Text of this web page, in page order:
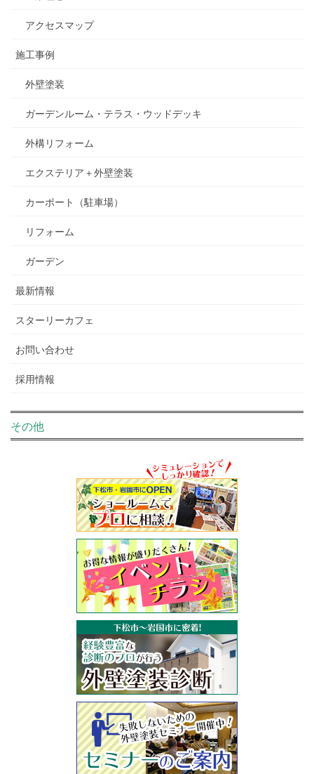
アクセスマップ
施工事例
外壁塗装
ガーデンルーム・テラス・ウッドデッキ
外構リフォーム
エクステリア＋外壁塗装
カーポート（駐車場）
リフォーム
ガーデン
最新情報
スターリーカフェ
お問い合わせ
採用情報
その他